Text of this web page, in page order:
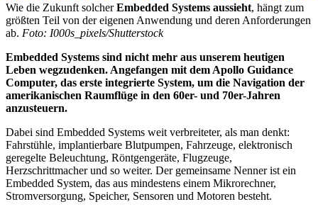
Wie die Zukunft solcherEmbedded Systems aussieht, hängt zum
größten Teil von der eigenen Anwendung und deren Anforderungen
ab. Foto: I000s_pixels/Shutterstock
Embedded Systems sind nicht mehr aus unserem heutigen
Leben wegzudenken. Angefangen mit dem Apollo Guidance
Computer, das erste integrierte System, um die Navigation der
amerikanischen Raumflüge in den 60er- und 70er-Jahren
anzusteuern.
Dabei sind Embedded Systems weit verbreiteter, als man denkt:
Fahrstühle, implantierbare Blutpumpen, Fahrzeuge, elektronisch
geregelte Beleuchtung, Röntgengeräte, Flugzeuge,
Herzschrittmacher und so weiter. Der gemeinsame Nenner ist ein
Embedded System, das aus mindestens einem Mikrorechner,
Stromversorgung, Speicher, Sensoren und Motoren besteht.